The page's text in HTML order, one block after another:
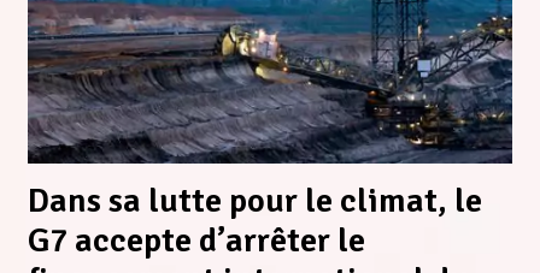
Dans sa lutte pour le climat, le
G7 accepte d’arrêter le